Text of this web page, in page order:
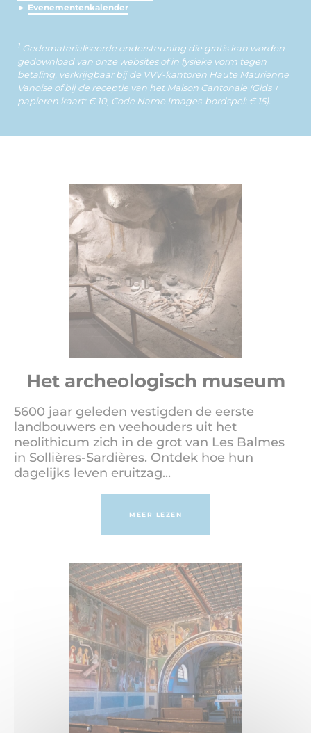
► Evenementenkalender
1 Gedematerialiseerde ondersteuning die gratis kan worden
gedownload van onze websites of in fysieke vorm tegen
betaling, verkrijgbaar bij de VVV-kantoren Haute Maurienne
Vanoise of bij de receptie van het Maison Cantonale (Gids +
papieren kaart: € 10, Code Name Images-bordspel: € 15).
Het archeologisch museum
5600 jaar geleden vestigden de eerste
landbouwers en veehouders uit het
neolithicum zich in de grot van Les Balmes
in Sollières-Sardières. Ontdek hoe hun
dagelijks leven eruitzag...
MEER LEZEN